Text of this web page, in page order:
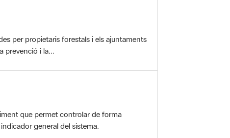
per propietaris forestals i els ajuntaments
prevenció i la...
que permet controlar de forma
general del sistema.